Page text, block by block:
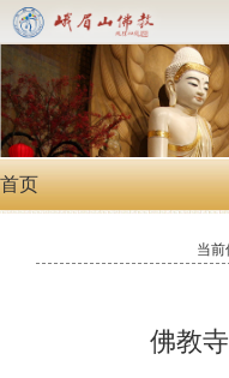
首页
当
佛教